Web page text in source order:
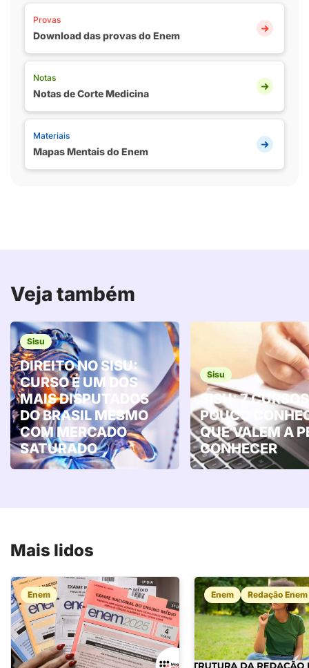
Provas
Download das provas do Enem
Notas
Notas de Corte Medicina
Materiais
Mapas Mentais do Enem
Veja também
Sisu
DIREITO NO SISU:
CURSO É UM DOS
MAIS DISPUTADOS
DO BRASIL MESMO
COM MERCADO
SATURADO
Sisu
SISU: 7 CURSOS
POUCO
QUE VALEM A
CONHECER
Mais lidos
Enem Enem Redação Enem